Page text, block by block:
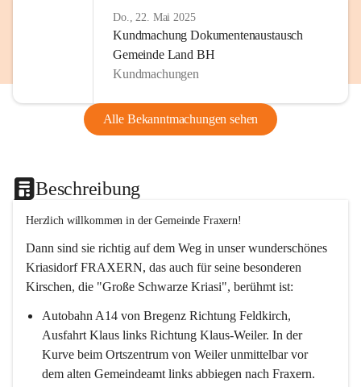
Do., 22. Mai 2025
Kundmachung Dokumentenaustausch
Gemeinde Land BH
Kundmachungen
Alle Bekanntmachungen sehen
Beschreibung
Herzlich willkommen in der Gemeinde Fraxern!
Dann sind sie richtig auf dem Weg in unser wunderschönes
Kriasidorf FRAXERN, das auch für seine besonderen
Kirschen, die "Große Schwarze Kriasi", berühmt ist:
Autobahn A14 von Bregenz Richtung Feldkirch,
Ausfahrt Klaus links Richtung Klaus-Weiler. In der
Kurve beim Ortszentrum von Weiler unmittelbar vor
dem alten Gemeindeamt links abbiegen nach Fraxern.